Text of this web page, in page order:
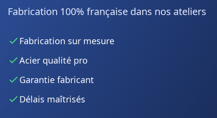
Fabrication 100% française dans nos ateliers
Fabrication sur mesure
Acier qualité pro
Garantie fabricant
Délais maîtrisés